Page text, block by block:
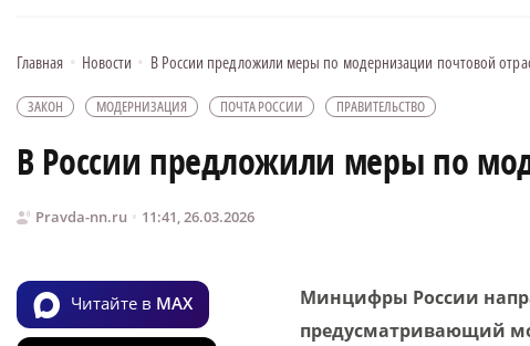
Главная • Новости • В России предложили меры по модернизации почтовой
ЗАКОН МОДЕРНИЗАЦИЯ ПОЧТА РОССИИ ПРАВИТЕЛЬСТВО
В России предложили меры по
Pravda-nn.ru 11:41, 26.03.2026
Читайте в MAX
Минцифры России
предусматривающий